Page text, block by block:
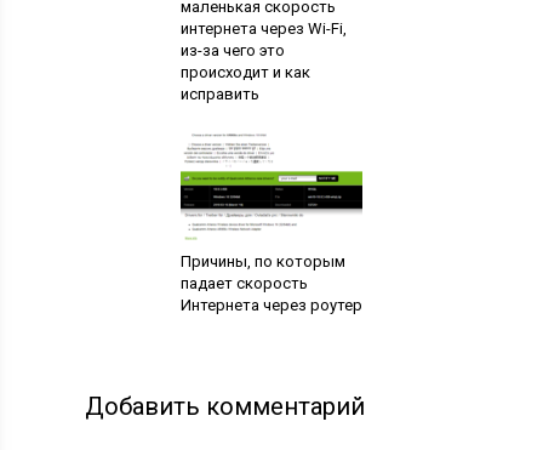
Причины, по которым
падает скорость
Добавить комментарий